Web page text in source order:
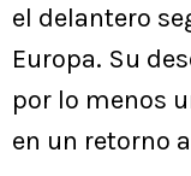
el delantero
Europa. Su
por lo menos
en un retorno